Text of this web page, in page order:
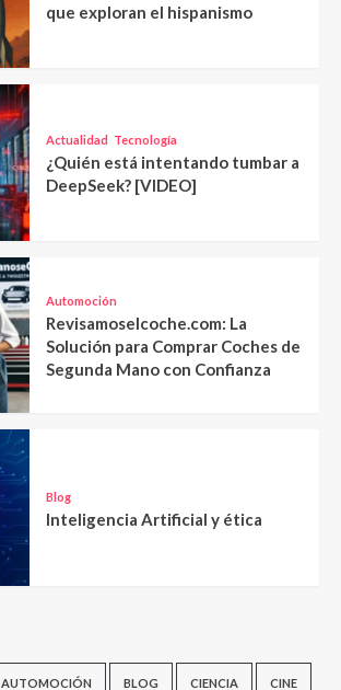
que exploran el hispanismo
Actualidad Tecnología
¿Quién está intentando tumbar a
DeepSeek? [VIDEO]
Automoción
Revisamoselcoche.com: La
Solución para Comprar Coches de
Segunda Mano con Confianza
Blog
Inteligencia Artificial y ética
AUTOMOCIÓN BLOG CIENCIA CINE